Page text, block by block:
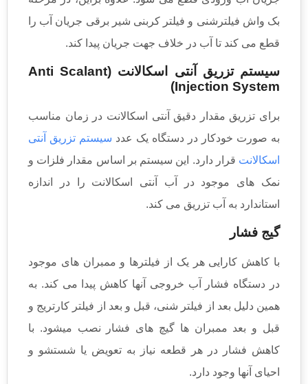
بک واش فیلترشنی و فیلتر کربنی شیر برقی جریان آب را
قطع می کند تا آب در خلاف جهت جریان پیدا کند.
سیستم تزریق آنتی اسکالانت (Anti Scalant
Injection System)
برای تزریق مقدار دقیق آنتی اسکالانت در زمان مناسب
به صورت خودکار در دستگاه یک عدد سیستم تزریق آنتی
اسکالانت قرار دارد. این سیستم بر اساس مقدار فلزات و
نمک های موجود در آب آنتی اسکالانت را در اندازه
استاندارد به آب تزریق می کند.
گیج فشار
با کاهش کارایی هر یک از فیلترها و ممبران های موجود
در دستگاه فشار آب خروجی آنها کاهش پیدا می کند. به
همین دلیل بعد از فیلتر شنی، قبل و بعد از فیلتر کارتریج و
قبل و بعد ممبران ها گیچ های فشار نصب میشود. با
کاهش فشار در هر قطعه نیاز به تعویض یا شستشو و
احیای آنها وجود دارد.